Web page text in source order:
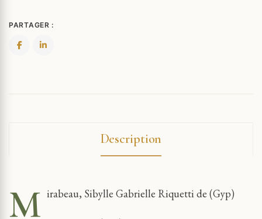
PARTAGER :
Description
M irabeau, Sibylle Gabrielle Riquetti de (Gyp)